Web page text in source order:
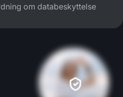
om databeskyttelse